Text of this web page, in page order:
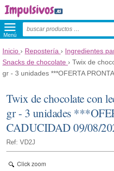
Menú
Inicio › Repostería › Ingredientes
Snacks de chocolate › Twix de
gr - 3 unidades ***OFERTA
Twix de chocolate con
gr - 3 unidades
CADUCIDAD 09/08/
Ref: VD2J
Click zoom